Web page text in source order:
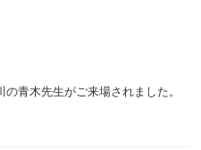
の青木先生がご来場されました。